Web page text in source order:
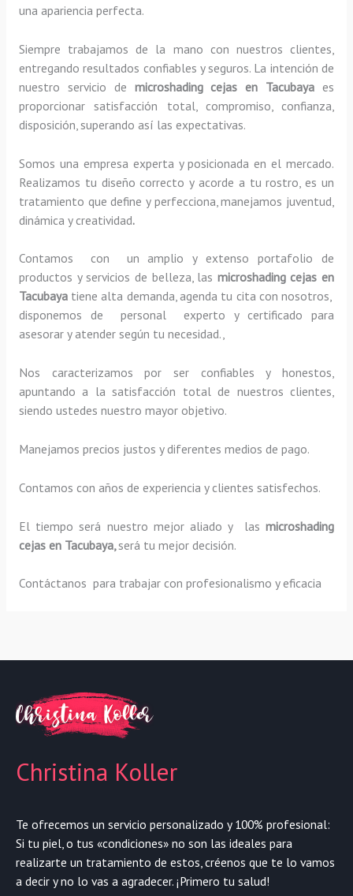
una apariencia perfecta.
Siempre trabajamos de la mano con nuestros clientes,
entregando resultados confiables y seguros. La intención de
nuestro servicio de microshading cejas en Tacubaya es
proporcionar satisfacción total, compromiso, confianza,
disposición, superando así las expectativas.
Somos una empresa experta y posicionada en el mercado.
Realizamos tu diseño correcto y acorde a tu rostro, es un
tratamiento que define y perfecciona, manejamos juventud,
dinámica y creatividad.
Contamos con un amplio y extenso portafolio de
productos y servicios de belleza, las microshading cejasen
Tacubayatiene alta demanda, agenda tu cita con nosotros,
disponemos de personal experto y certificado para
asesorar y atender según tu necesidad.,
Nos caracterizamos por ser confiables y honestos,
apuntando a la satisfacción total de nuestros clientes,
siendo ustedes nuestro mayor objetivo.
Manejamos precios justos y diferentes medios de pago.
Contamos con años de experiencia y clientes satisfechos.
El tiempo será nuestro mejor aliado y lasmicroshading
cejasen Tacubaya, será tu mejor decisión.
Contáctanos para trabajar con profesionalismo y eficacia
Christina Koller
Te ofrecemos un servicio personalizado y 100% profesional:
Si tu piel, o tus «condiciones» no son las ideales para
realizarte un tratamiento de estos, créenos que te lo vamos
a decir y no lo vas a agradecer. ¡Primero tu salud!